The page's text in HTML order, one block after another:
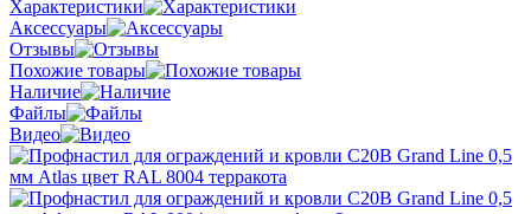
Характеристики
Аксессуары
Отзывы
Похожие товары
Наличие
Файлы
Видео